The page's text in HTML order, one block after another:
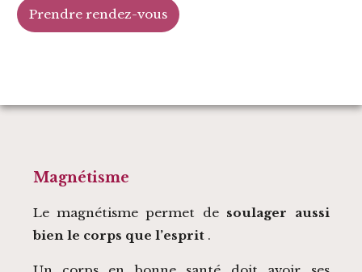
Prendre rendez-vous
Magnétisme
Le magnétisme permet de soulager aussi
bien le corps que l’esprit.